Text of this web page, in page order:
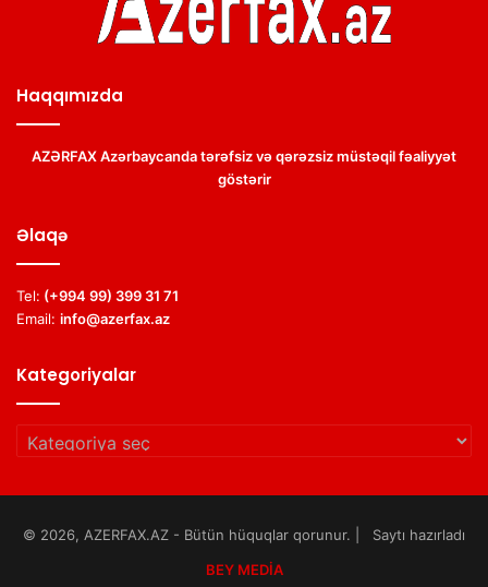
Haqqımızda
AZƏRFAX Azərbaycanda tərəfsiz və qərəzsiz müstəqil fəaliyyət
göstərir
Əlaqə
Tel: (+994 99) 399 31 71
Email: info@azerfax.az
Kategoriyalar
Kategoriyalar
© 2026, AZERFAX.AZ - Bütün hüquqlar qorunur. | Saytı hazırladı
BEY MEDİA